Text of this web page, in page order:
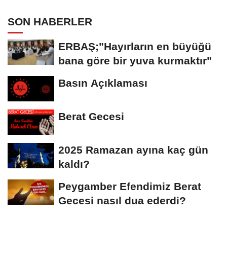
SON HABERLER
ERBAŞ;"Hayırların en büyüğü
bana göre bir yuva kurmaktır"
Basın Açıklaması
Berat Gecesi
2025 Ramazan ayına kaç gün
kaldı?
Peygamber Efendimiz Berat
Gecesi nasıl dua ederdi?